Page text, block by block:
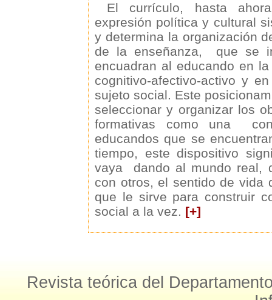
El currículo, hasta
expresión política y cultural
y determina la organización
de la enseñanza, que se
encuadran al educando en
cognitivo-afectivo-activo y
sujeto social. Este
seleccionar y organizar los
formativas como una
educandos que se
tiempo, este dispositivo
vaya dando al mundo real,
con otros, el sentido de vida
que le sirve para construir
social a la vez. [+]
Revista teórica del